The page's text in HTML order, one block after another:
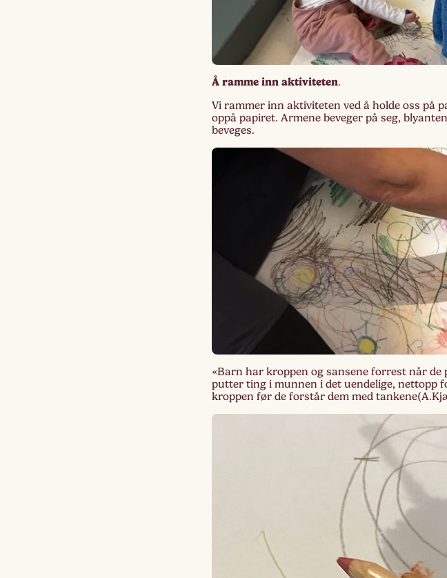
Å ramme inn aktiviteten.
Vi rammer inn aktiviteten ved å holde oss på
oppå papiret. Armene beveger på seg,
beveges.
«Barn har kroppen og sansene forrest når de
putter ting i munnen i det uendelige, nettopp
kroppen før de forstår dem med